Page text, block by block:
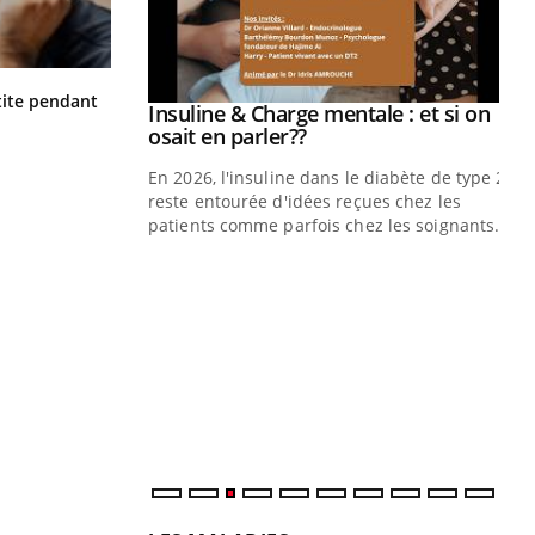
pendant Hantavirus : un cas détecté chez un
touriste en France
pour Youtube
Insuline & Charge mentale : et si on
osait en parler??Youtube
En 2026, l'insuline dans le diabète de type 2
reste entourée d'idées reçues chez les
patients comme parfois chez les soignants.